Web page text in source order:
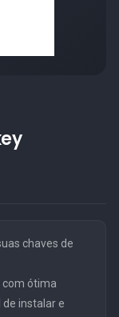
chaves de
com ótima
instalar e